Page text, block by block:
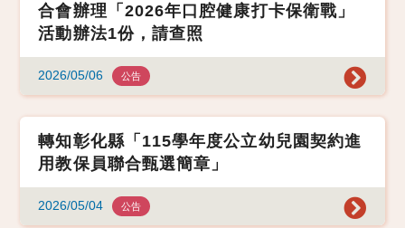
合會辦理「2026年口腔健康打卡保衛戰」
活動辦法1份，請查照
2026/05/06 公告
轉知彰化縣「115學年度公立幼兒園契約進
用教保員聯合甄選簡章」
2026/05/04 公告